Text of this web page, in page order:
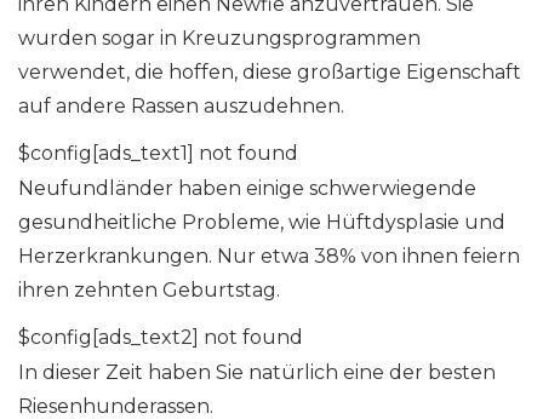
wurden sogar in Kreuzungsprogrammen
verwendet, die hoffen, diese großartige Eigenschaft
auf andere Rassen auszudehnen.
$config[ads_text1] not found
Neufundländer haben einige schwerwiegende
gesundheitliche Probleme, wie Hüftdysplasie und
Herzerkrankungen. Nur etwa 38% von ihnen feiern
ihren zehnten Geburtstag.
$config[ads_text2] not found
In dieser Zeit haben Sie natürlich eine der besten
Riesenhunderassen.